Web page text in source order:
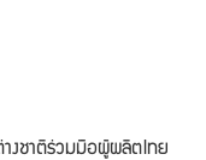
งชาติร่วมมือผู้ผลิตไทย